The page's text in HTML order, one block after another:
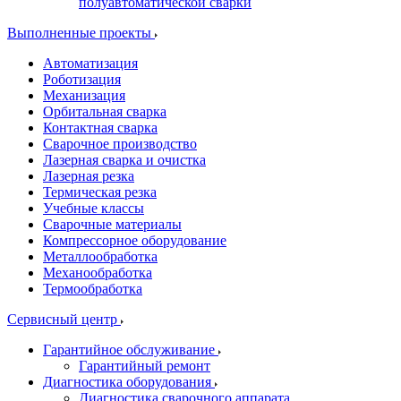
Выполненные проекты
Автоматизация
Роботизация
Механизация
Орбитальная сварка
Контактная сварка
Сварочное производство
Лазерная сварка и очистка
Лазерная резка
Термическая резка
Учебные классы
Сварочные материалы
Компрессорное оборудование
Металлообработка
Механообработка
Термообработка
Сервисный центр
Гарантийное обслуживание
Гарантийный ремонт
Диагностика оборудования
Диагностика сварочного аппарата